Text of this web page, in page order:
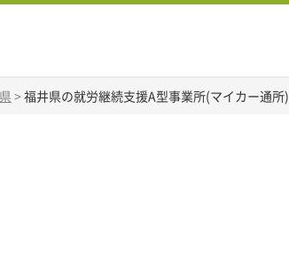
> 福井県の就労継続支援A型事業所(マイカー通所)